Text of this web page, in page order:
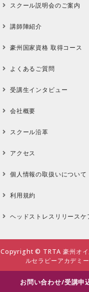
お問い合わせ/受講申
スクール説明会のご案内
講師陣紹介
豪州国家資格 取得コース
よくあるご質問
受講生インタビュー
会社概要
スクール沿革
アクセス
個人情報の取扱いについて
利用規約
ヘッドストレスリリース
Copyright © TRTA 豪州オ
ルセラピーアカデミ